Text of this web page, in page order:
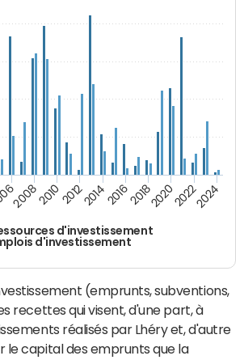
d'investissement
d'investissement
200820102012201420162018202020222024
(emprunts, subventions,
recettes qui visent, d'une part, à
réalisés par Lhéry et, d'autre
le capital des emprunts que la